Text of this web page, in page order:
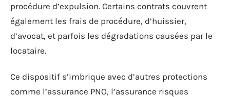
procédure d’expulsion. Certains contrats couvrent
également les frais de procédure, d’huissier,
d’avocat, et parfois les dégradations causées par le
locataire.
Ce dispositif s’imbrique avec d’autres protections
comme l’assurance PNO, l’assurance risques